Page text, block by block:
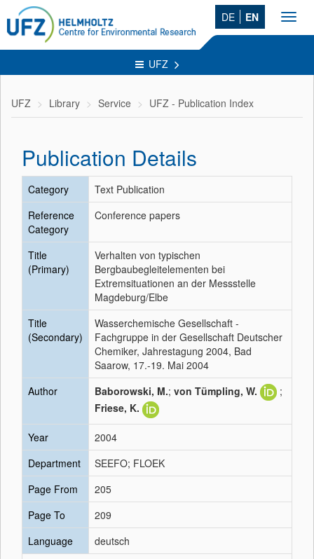
DE EN
UFZ
UFZ Library Service UFZ - Publication Index
Publication Details
Category
Text Publication
Reference
Category
Conference papers
Title
(Primary)
Verhalten von typischen
Bergbaubegleitelementen bei
Extremsituationen an der Messstelle
Magdeburg/Elbe
Title
(Secondary)
Wasserchemische Gesellschaft -
Fachgruppe in der Gesellschaft Deutscher
Chemiker, Jahrestagung 2004, Bad
Saarow, 17.-19. Mai 2004
Author
Baborowski, M.; von Tümpling, W.
;
Friese, K.
Year
2004
Department
SEEFO; FLOEK
Page From
205
Page To
209
Language
deutsch